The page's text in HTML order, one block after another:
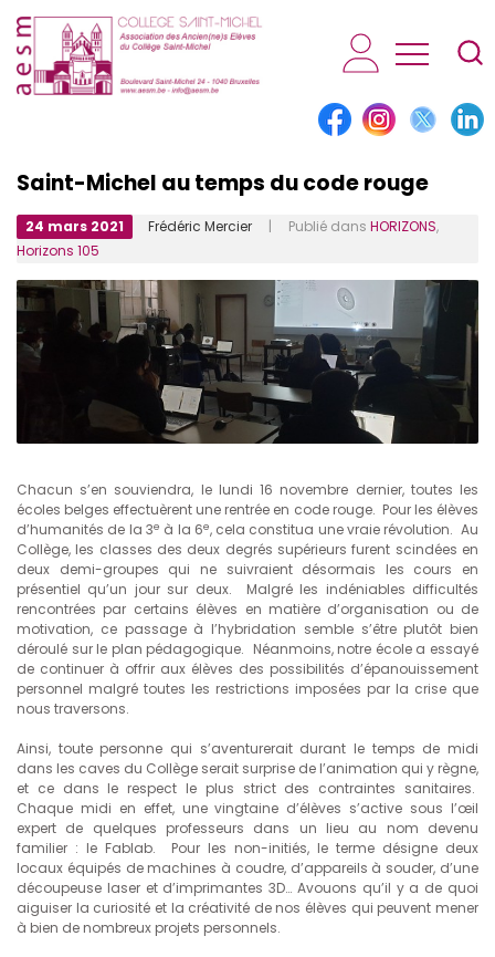
AESM...
Saint-Michel au temps du code rouge
24 mars 2021 Frédéric Mercier | Publié dans HORIZONS,
Horizons 105
Chacun s’en souviendra, le lundi 16 novembre dernier, toutes les
écoles belges effectuèrent une rentrée en code rouge. Pour les élèves
d’humanités de la 3e à la 6e, cela constitua une vraie révolution. Au
Collège, les classes des deux degrés supérieurs furent scindées en
deux demi-groupes qui ne suivraient désormais les cours en
présentiel qu’un jour sur deux. Malgré les indéniables difficultés
rencontrées par certains élèves en matière d’organisation ou de
motivation, ce passage à l’hybridation semble s’être plutôt bien
déroulé sur le plan pédagogique. Néanmoins, notre école a essayé
de continuer à offrir aux élèves des possibilités d’épanouissement
personnel malgré toutes les restrictions imposées par la crise que
nous traversons.
Ainsi, toute personne qui s’aventurerait durant le temps de midi
dans les caves du Collège serait surprise de l’animation qui y règne,
et ce dans le respect le plus strict des contraintes sanitaires.
Chaque midi en effet, une vingtaine d’élèves s’active sous l’œil
expert de quelques professeurs dans un lieu au nom devenu
familier : le Fablab. Pour les non-initiés, le terme désigne deux
locaux équipés de machines à coudre, d’appareils à souder, d’une
découpeuse laser et d’imprimantes 3D… Avouons qu’il y a de quoi
aiguiser la curiosité et la créativité de nos élèves qui peuvent mener
à bien de nombreux projets personnels.